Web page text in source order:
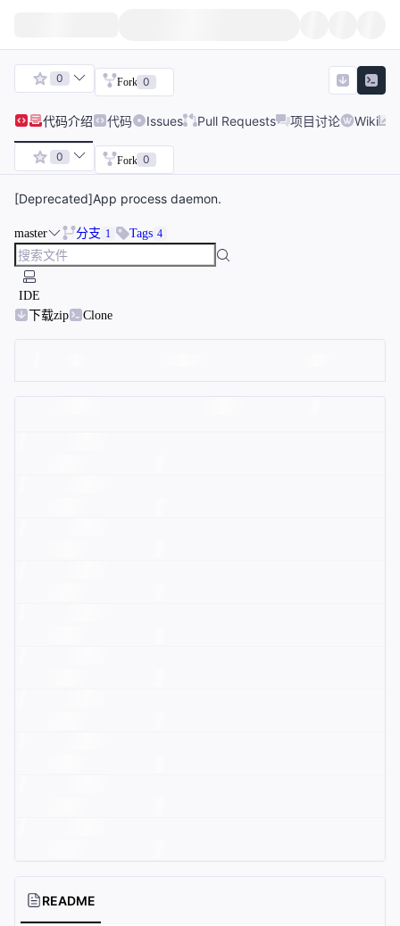
0 Fork 0
代码介绍 代码 Issues Pull Requests 项目讨论 Wiki
0 Fork 0
[Deprecated]App process daemon.
master 分支 1 Tags 4
IDE
下载zip
Clone
README